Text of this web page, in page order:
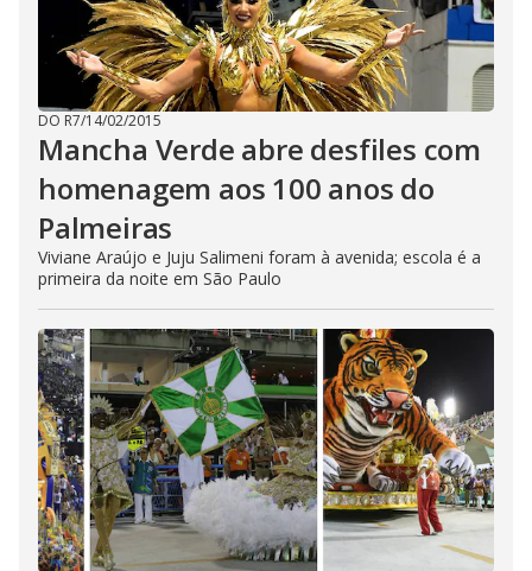
DO R7/14/02/2015
Mancha Verde abre desfiles com
homenagem aos 100 anos do
Palmeiras
Viviane Araújo e Juju Salimeni foram à avenida; escola é a
primeira da noite em São Paulo